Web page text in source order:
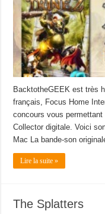
BacktotheGEEK est très
français, Focus Home
concours vous
Collector digitale. Voici
Mac La bande-son
Lire la suite »
The Splatters